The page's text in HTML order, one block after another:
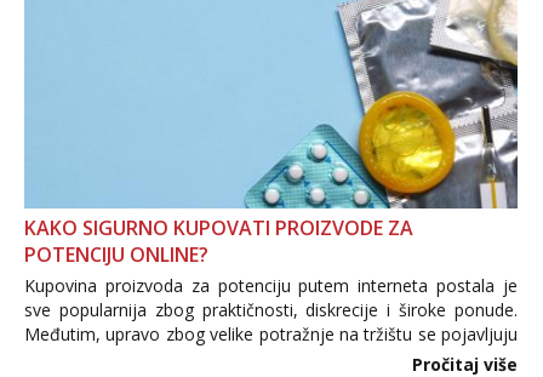
KAKO SIGURNO KUPOVATI PROIZVODE ZA
POTENCIJU ONLINE?
Kupovina proizvoda za potenciju putem interneta postala je
sve popularnija zbog praktičnosti, diskrecije i široke ponude.
Međutim, upravo zbog velike potražnje na tržištu se pojavljuju
i brojni krivotvoreni proizvodi, nepouzdane internetske
Pročitaj više